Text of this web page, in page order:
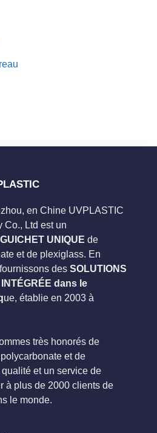
en Chine UVPLASTIC
Co., Ltd est un
UNIQUE de
et de plexiglass. En
des SOLUTIONS
dans le
ue, établie en 2003 à
très honorés de
et de
et un service de
à plus de 2000 clients de
le monde.